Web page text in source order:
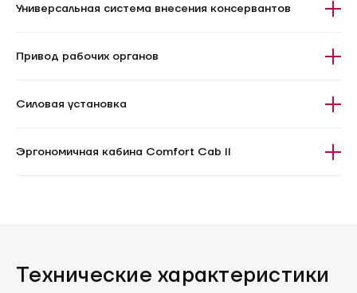
Универсальная система внесения консервантов
Привод рабочих органов
Силовая установка
Эргономичная кабина Comfort Cab II
Технические характеристики